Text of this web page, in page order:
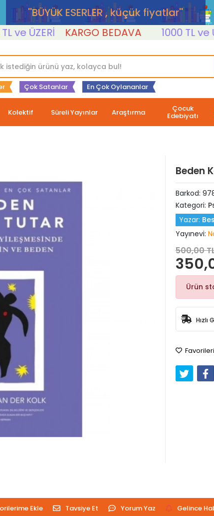
''BÜYÜK ESERLER , küçük fiyatlar''
ÜZERİ KARGO BEDAVA 1000 TL ve
Çok Satanlar En Çok Oylananlar
Kolektif Süreli Yayınlar Araştırma Çocuk
Edebiyatı
Beden
Barkod:
Kategori:
Yazar:
Yayınevi:
500,00
Ürün
Hızlı
Ekle Tavsiye Et Yorum Yaz Gelince